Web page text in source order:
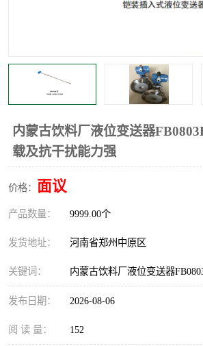
内蒙古饮料厂液位变送器
载及抗干扰能力强
价格： 面议
产品数量： 9999.00个
发货地址： 河南省郑州中原区
关键词： 内蒙古饮料厂液位变送器
发布日期： 2026-08-06
阅 读 量： 152